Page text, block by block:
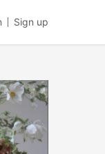
Sign up